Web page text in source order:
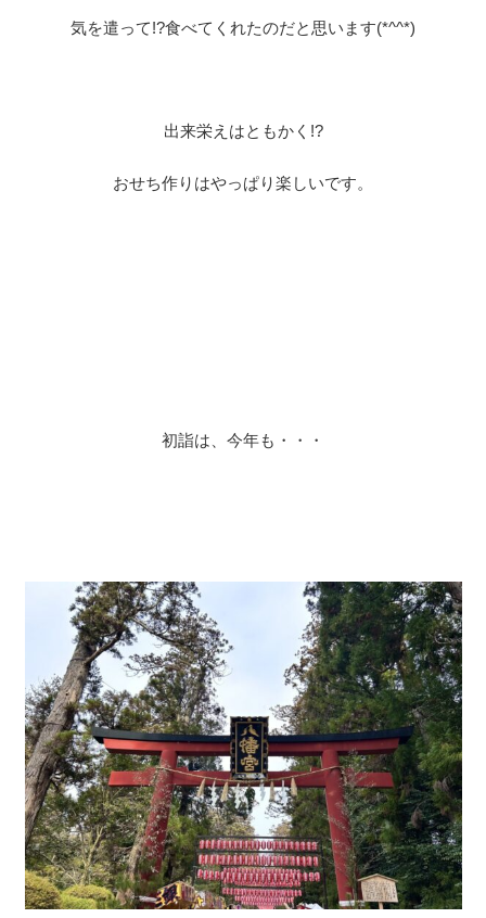
気を遣って!?食べてくれたのだと思います(*^^*)
出来栄えはともかく!?
おせち作りはやっぱり楽しいです。
初詣は、今年も・・・